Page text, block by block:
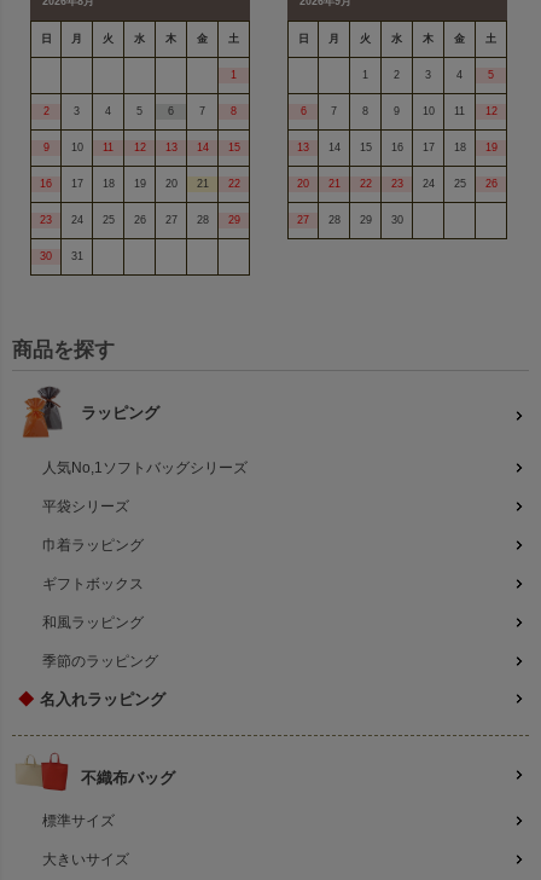
日 月 火 水 木 金 土
1
2 3 4 5 6 7 8
9 10 11 12 13 14 15
16 17 18 19 20 21 22
23 24 25 26 27 28 29
30 31
日 月 火 水 木 金 土
1 2 3 4 5
6 7 8 9 10 11 12
13 14 15 16 17 18 19
20 21 22 23 24 25 26
27 28 29 30
商品を探す
ラッピング
人気No,1ソフトバッグシリーズ
平袋シリーズ
巾着ラッピング
ギフトボックス
和風ラッピング
季節のラッピング
◆ 名入れラッピング
不織布バッグ
標準サイズ
大きいサイズ